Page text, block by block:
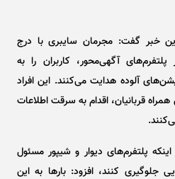
خبر گفت: مجرمان سایبری با درج
آگهی‌محور، کاربران را به
آلوده هدایت می‌کنند. این افراد
قربانیان، اقدام به سرقت اطلاعات
پلتفرم‌های دیوار و شیپور مسئول
جلوگیری کنند، افزود: بار‌ها به این